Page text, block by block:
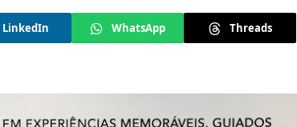
LinkedIn WhatsApp Threads